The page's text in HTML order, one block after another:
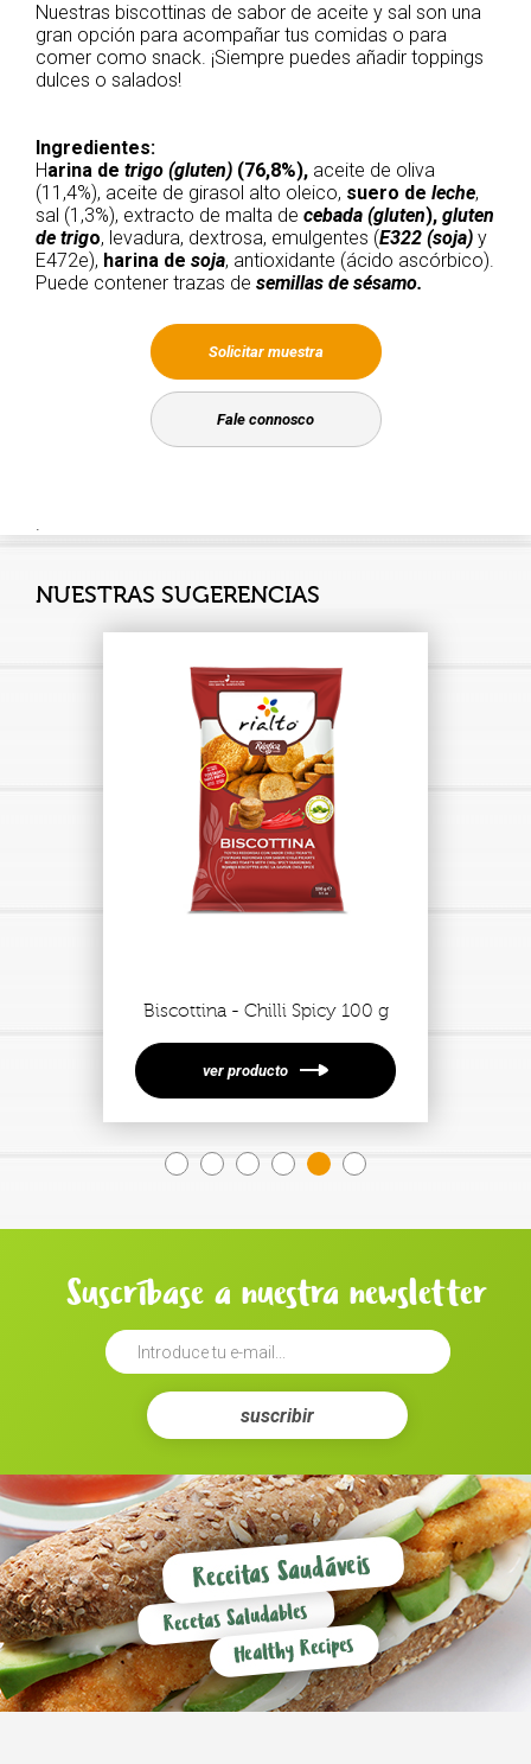
Nuestras biscottinas de sabor de aceite y sal son una
gran opción para acompañar tus comidas o para
comer como snack. ¡Siempre puedes añadir toppings
dulces o salados!
Ingredientes:
Harina de trigo (gluten) (76,8%), aceite de oliva
(11,4%), aceite de girasol alto oleico, suero de leche,
sal (1,3%), extracto de malta de cebada (gluten), gluten
de trigo, levadura, dextrosa, emulgentes (E322 (soja) y
E472e), harina de soja, antioxidante (ácido ascórbico).
Puede contener trazas de semillas de sésamo.
Solicitar muestra
Fale connosco
.
NUESTRAS SUGERENCIAS
Biscottina - Chilli Spicy 100 g
ver producto
Suscríbase a nuestra newsletter
suscribir